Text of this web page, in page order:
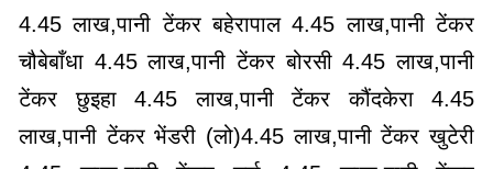
4.45 लाख,पानी टेंकर बहेरापाल 4.45 लाख,पानी टेंकर
चौबेबाँधा 4.45 लाख,पानी टेंकर बोरसी 4.45 लाख,पानी
टेंकर छुइहा 4.45 लाख,पानी टेंकर कौंदकेरा 4.45
लाख,पानी टेंकर भेंडरी (लो)4.45 लाख,पानी टेंकर खुटेरी